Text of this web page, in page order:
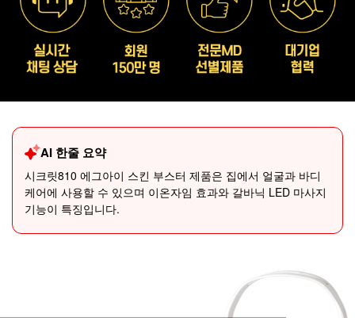
AI 한줄 요약
시크릿810 에그아이 스킨 부스터 제품은 집에서 얼굴과 바디
케어에 사용할 수 있으며 이온자임 효과와 갈바닉 LED 마사지
기능이 특징입니다.